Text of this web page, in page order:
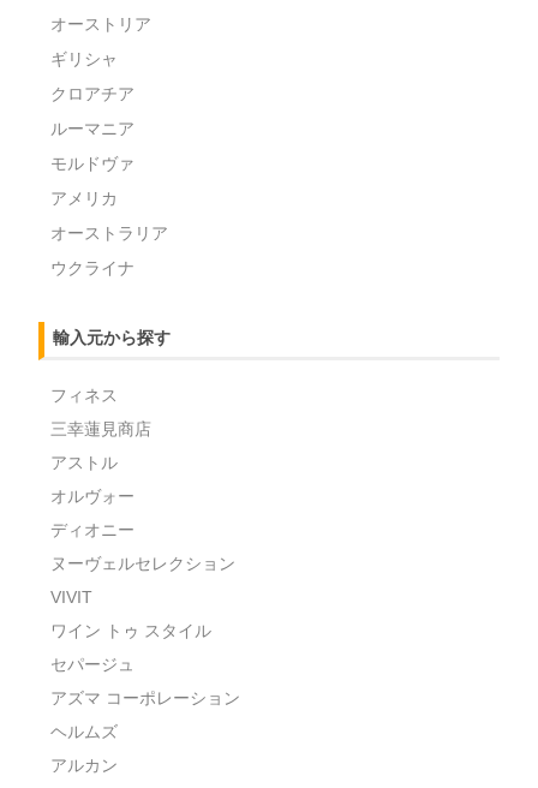
オーストリア
ギリシャ
クロアチア
ルーマニア
モルドヴァ
アメリカ
オーストラリア
ウクライナ
輸入元から探す
フィネス
三幸蓮見商店
アストル
オルヴォー
ディオニー
ヌーヴェルセレクション
VIVIT
ワイン トゥ スタイル
セパージュ
アズマ コーポレーション
ヘルムズ
アルカン